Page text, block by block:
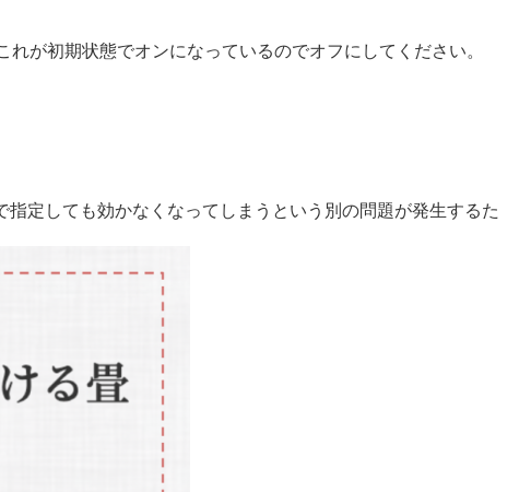
が初期状態でオンになっているのでオフにしてください。
定しても効かなくなってしまうという別の問題が発生するた